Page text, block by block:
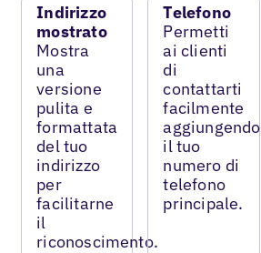
Indirizzo
mostrato
Mostra
una
versione
pulita e
formattata
del tuo
indirizzo
per
facilitarne
il
riconoscimento.
Telefono
Permetti
ai clienti
di
contattarti
facilmente
aggiungendo
il tuo
numero di
telefono
principale.